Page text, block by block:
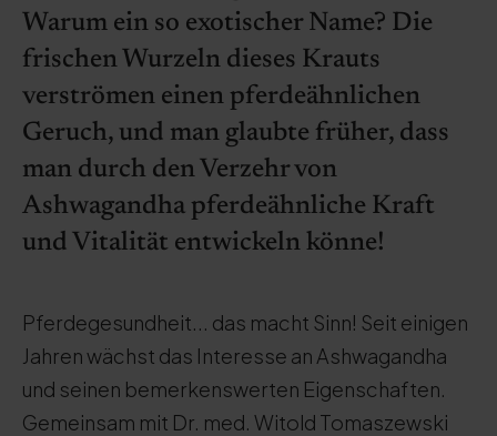
Warum ein so exotischer Name? Die
frischen Wurzeln dieses Krauts
verströmen einen pferdeähnlichen
Geruch, und man glaubte früher, dass
man durch den Verzehr von
Ashwagandha pferdeähnliche Kraft
und Vitalität entwickeln könne!
Pferdegesundheit... das macht Sinn! Seit einigen
Jahren wächst das Interesse an Ashwagandha
und seinen bemerkenswerten Eigenschaften.
Gemeinsam mit Dr. med. Witold Tomaszewski